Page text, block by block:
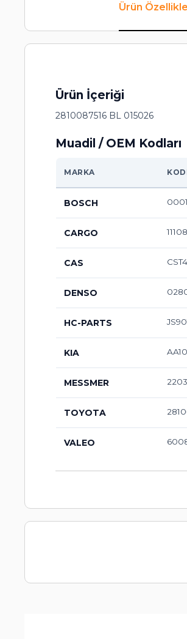
Ürün
Ürün İçeriği
2810087516 BL 015026
Muadil / OEM Kodları
MARKA
BOSCH
CARGO
CAS
DENSO
HC-PARTS
KIA
MESSMER
TOYOTA
VALEO